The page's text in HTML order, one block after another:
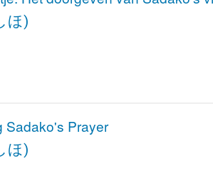
ほ)
Sadako's Prayer
ほ)